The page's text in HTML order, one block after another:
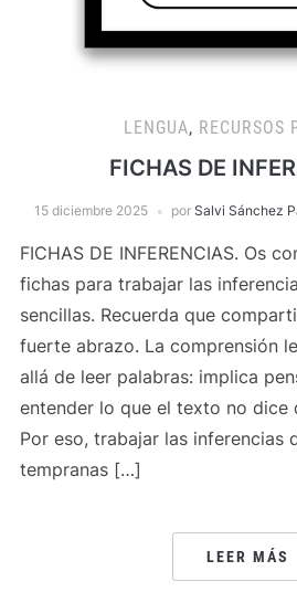
LENGUA, RECURSOS
FICHAS DE
15 diciembre 2025 por Salvi Sánchez
FICHAS DE INFERENCIAS. Os
fichas para trabajar las
sencillas. Recuerda que
fuerte abrazo. La comprensión
allá de leer palabras: implica
entender lo que el texto no dice
Por eso, trabajar las inferencias
tempranas […]
LEER MÁS